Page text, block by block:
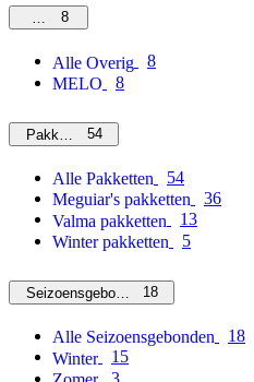
Overig
8
Alle Overig
8
MELO
8
Pakketten54
Alle Pakketten
54
Meguiar's pakketten
36
Valma pakketten
13
Winter pakketten
5
Seizoensgebonden18
Alle Seizoensgebonden
18
Winter
15
3